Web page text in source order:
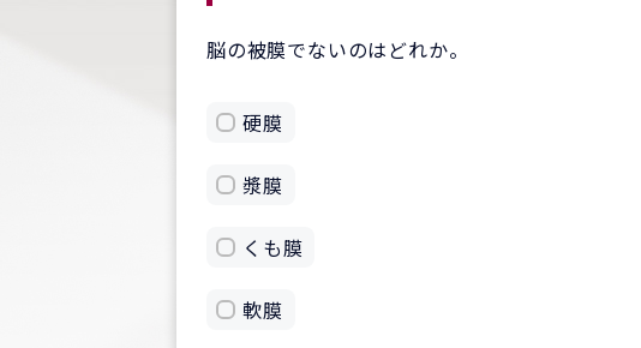
脳の被膜でないのはどれか。
硬膜
漿膜
くも膜
軟膜